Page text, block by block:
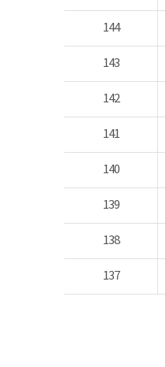
144
143
142
141
140
139
138
137